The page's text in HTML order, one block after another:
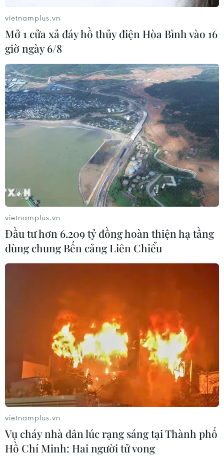
Dâng hương tưởng niệm ngày Phạm Ngũ
Lão ra quân
10/02/2014 13:19
Lễ dâng hương tưởng niệm ngày tướng quân Phạm
Ngũ Lão ra quân đã diễn ra tại xã Phù Ủng (Ân Thi,
vietnamplus.vn
Mở 1 cửa xả đáy hồ thủy điện Hòa Bình vào 16
giờ ngày 6/8
vietnamplus.vn
Đầu tư hơn 6.209 tỷ đồng hoàn thiện hạ tầng
dùng chung Bến cảng Liên Chiểu
vietnamplus.vn
Vụ cháy nhà dân lúc rạng sáng tại Thành phố
Hồ Chí Minh: Hai người tử vong